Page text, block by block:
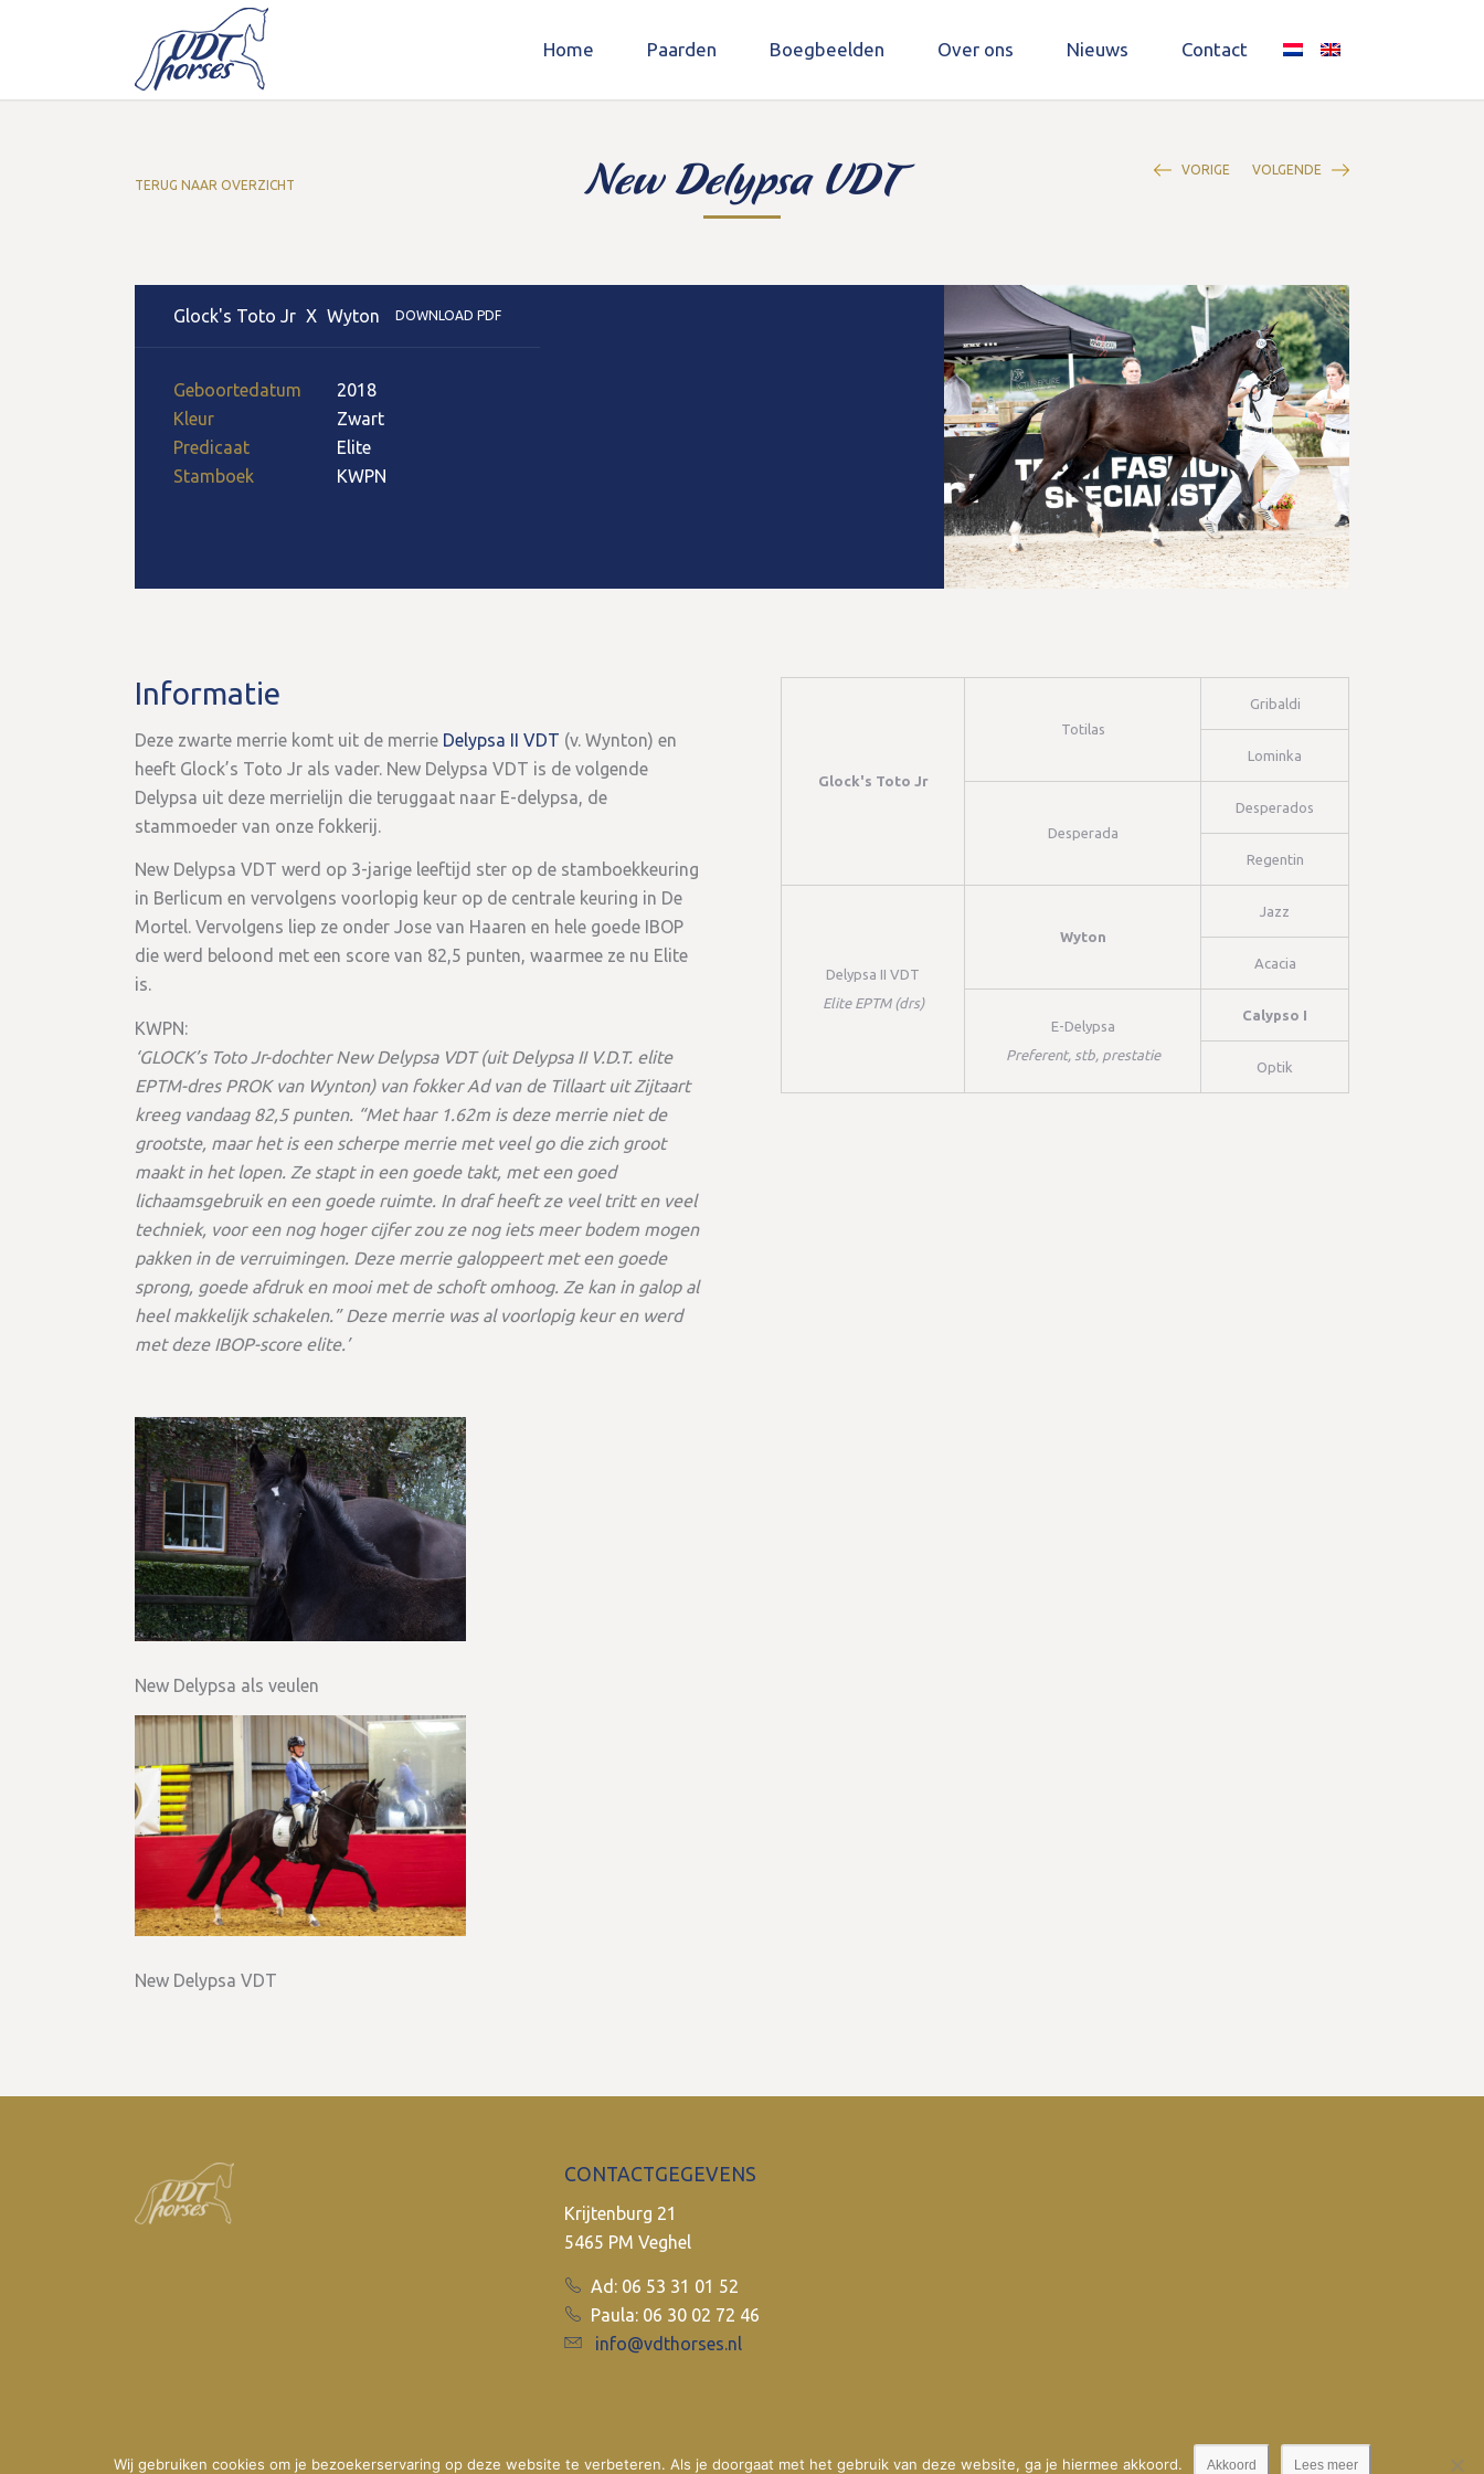
Home Paarden Boegbeelden Over ons Nieuws Contact
TERUG NAAR OVERZICHT New Delypsa VDT VORIGE VOLGENDE
Glock's Toto Jr X Wyton DOWNLOAD PDF
Geboortedatum
2018
Kleur
Zwart
Predicaat
Elite
Stamboek
KWPN
Informatie
Deze zwarte merrie komt uit de merrie Delypsa II VDT (v. Wynton) en
heeft Glock’s Toto Jr als vader. New Delypsa VDT is de volgende
Delypsa uit deze merrielijn die teruggaat naar E-delypsa, de
stammoeder van onze fokkerij.
New Delypsa VDT werd op 3-jarige leeftijd ster op de stamboekkeuring
in Berlicum en vervolgens voorlopig keur op de centrale keuring in De
Mortel. Vervolgens liep ze onder Jose van Haaren en hele goede IBOP
die werd beloond met een score van 82,5 punten, waarmee ze nu Elite
is.
KWPN:
‘GLOCK’s Toto Jr-dochter New Delypsa VDT (uit Delypsa II V.D.T. elite
EPTM-dres PROK van Wynton) van fokker Ad van de Tillaart uit Zijtaart
kreeg vandaag 82,5 punten. “Met haar 1.62m is deze merrie niet de
grootste, maar het is een scherpe merrie met veel go die zich groot
maakt in het lopen. Ze stapt in een goede takt, met een goed
lichaamsgebruik en een goede ruimte. In draf heeft ze veel tritt en veel
techniek, voor een nog hoger cijfer zou ze nog iets meer bodem mogen
pakken in de verruimingen. Deze merrie galoppeert met een goede
sprong, goede afdruk en mooi met de schoft omhoog. Ze kan in galop al
heel makkelijk schakelen.” Deze merrie was al voorlopig keur en werd
met deze IBOP-score elite.’
New Delypsa als veulen
New Delypsa VDT
Glock's Toto Jr
Totilas
Gribaldi
Lominka
Desperada
Desperados
Regentin
Delypsa II VDT
Elite EPTM (drs)
Wyton
Jazz
Acacia
E-Delypsa
Preferent, stb, prestatie
Calypso I
Optik
CONTACTGEGEVENS
Krijtenburg 21
5465 PM Veghel
Ad: 06 53 31 01 52
Paula: 06 30 02 72 46
info@vdthorses.nl
© 2017VDT Horses • Website doorNewmore
Wij gebruiken cookies om je bezoekerservaring op deze website te verbeteren. Als je doorgaat met het gebruik van deze website, ga je hiermee akkoord. Akkoord Lees meer